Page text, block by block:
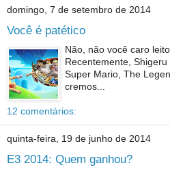
domingo, 7 de setembro de 2014
Você é patético
Não, não você caro
Recentemente,
Super Mario, The
cremos...
12 comentários:
quinta-feira, 19 de junho de 2014
E3 2014: Quem ganhou?